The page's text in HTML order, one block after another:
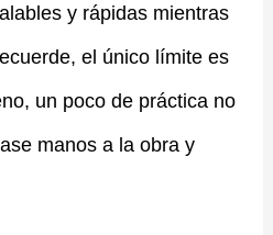
y rápidas mientras
el único límite es
un poco de práctica no
manos a la obra y